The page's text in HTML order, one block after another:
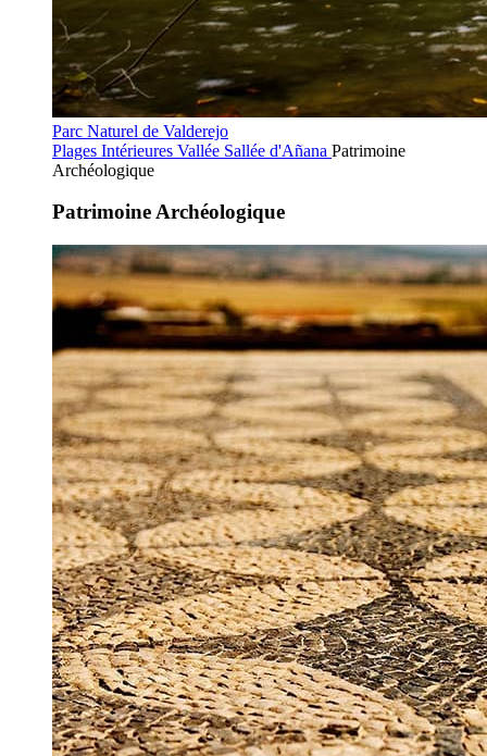
Parc Naturel de Valderejo
Plages Intérieures Vallée Sallée d'Añana Patrimoine
Archéologique
Patrimoine Archéologique